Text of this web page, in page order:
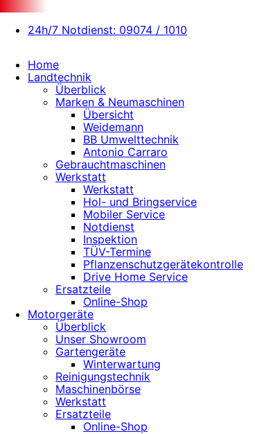
24h/7 Notdienst: 09074 / 1010
Home
Landtechnik
Überblick
Marken & Neumaschinen
Übersicht
Weidemann
BB Umwelttechnik
Antonio Carraro
Gebrauchtmaschinen
Werkstatt
Werkstatt
Hol- und Bringservice
Mobiler Service
Notdienst
Inspektion
TÜV-Termine
Pflanzenschutzgerätekontrolle
Drive Home Service
Ersatzteile
Online-Shop
Motorgeräte
Überblick
Unser Showroom
Gartengeräte
Winterwartung
Reinigungstechnik
Maschinenbörse
Werkstatt
Ersatzteile
Online-Shop